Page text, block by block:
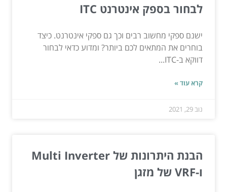
לבחור בספק אינטרנט ITC
ישנם ספקי מחשוב רבים וכך גם ספקי אינטרנט. כיצד
בוחרים את המתאים לכם ביותר? ומדוע כדאי לבחור
דווקא ב-ITC...
קרא עוד »
נוב 29, 2021
הבנת היתרונות של Multi Inverter
ו-VRF של מזגן